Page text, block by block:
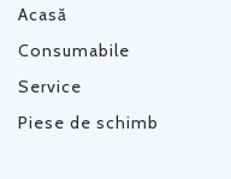
Acasă
Consumabile
Service
Piese de schimb